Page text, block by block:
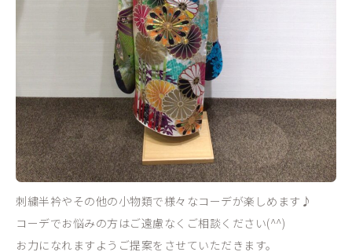
刺繍半衿やその他の小物類で様々なコーデが楽しめます♪
コーデでお悩みの方はご遠慮なくご相談ください(^^)
お力になれますようご提案をさせていただきます。